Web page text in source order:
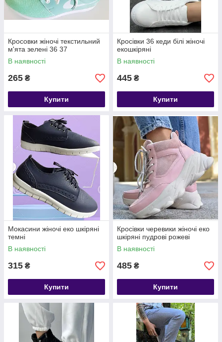
Кросовки жіночі текстильний
м'ята зелені 36 37
В наявності
265 ₴
Купити
Кросівки 36 кеди білі жіночі
екошкіряні
В наявності
445 ₴
Купити
Мокасини жіночі еко шкіряні
темні
В наявності
315 ₴
Купити
Кросівки черевики жіночі еко
шкіряні пудрові рожеві
В наявності
485 ₴
Купити